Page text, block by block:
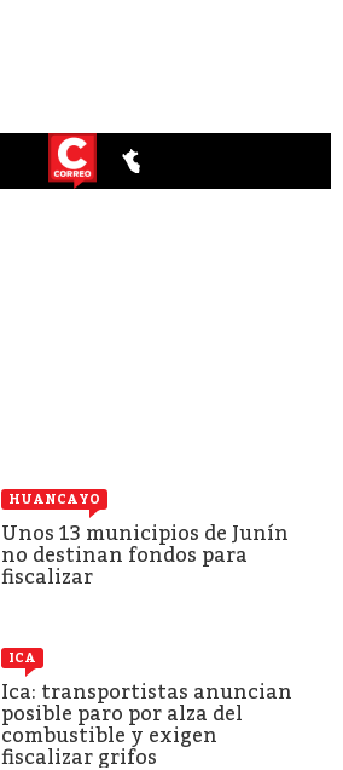
HUANCAYO
Unos 13 municipios de Junín
no destinan fondos para
fiscalizar
ICA
Ica: transportistas anuncian
posible paro por alza del
combustible y exigen
fiscalizar grifos